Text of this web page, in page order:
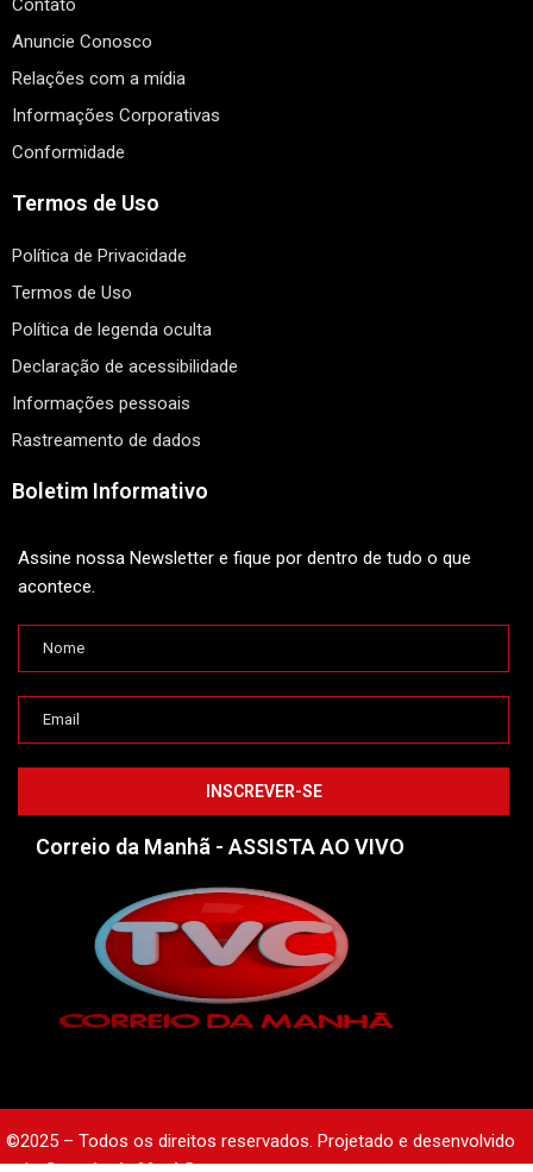
Contato
Anuncie Conosco
Relações com a mídia
Informações Corporativas
Conformidade
Termos de Uso
Política de Privacidade
Termos de Uso
Política de legenda oculta
Declaração de acessibilidade
Informações pessoais
Rastreamento de dados
Boletim Informativo
Assine nossa Newsletter e fique por dentro de tudo o que
acontece.
Correio da Manhã - ASSISTA AO VIVO
©2025 – Todos os direitos reservados. Projetado e desenvolvido